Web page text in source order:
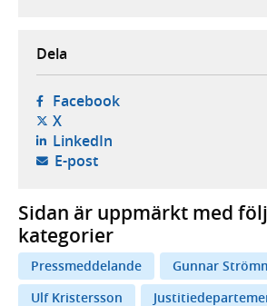
Dela
Facebook- öppnas i ny flik,
X- öppnas i ny flik, extern
LinkedIn- öppnas i ny flik,
E-post- öppnar din e-postklient,
Sidan är uppmärkt med
kategorier
Pressmeddelande
Gunnar
Ulf Kristersson